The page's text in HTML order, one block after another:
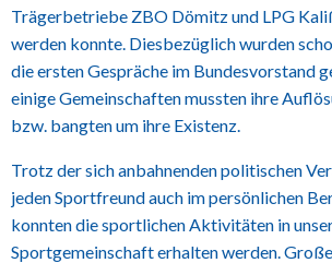
Trägerbetriebe ZBO Dömitz und LPG
werden konnte. Diesbezüglich wurden
die ersten Gespräche im Bundesvorstand
einige Gemeinschaften mussten ihre
bzw. bangten um ihre Existenz.
Trotz der sich anbahnenden politischen
jeden Sportfreund auch im persönlichen
konnten die sportlichen Aktivitäten in
Sportgemeinschaft erhalten werden.